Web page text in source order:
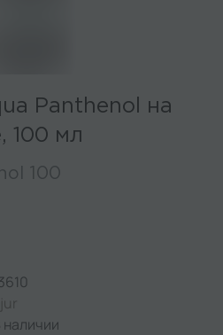
Panthenol на
100 мл
100
наличии